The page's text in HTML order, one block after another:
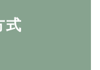
式